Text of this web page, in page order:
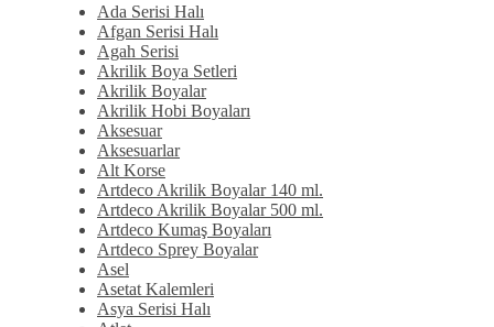
Ada Serisi Halı
Afgan Serisi Halı
Agah Serisi
Akrilik Boya Setleri
Akrilik Boyalar
Akrilik Hobi Boyaları
Aksesuar
Aksesuarlar
Alt Korse
Artdeco Akrilik Boyalar 140 ml.
Artdeco Akrilik Boyalar 500 ml.
Artdeco Kumaş Boyaları
Artdeco Sprey Boyalar
Asel
Asetat Kalemleri
Asya Serisi Halı